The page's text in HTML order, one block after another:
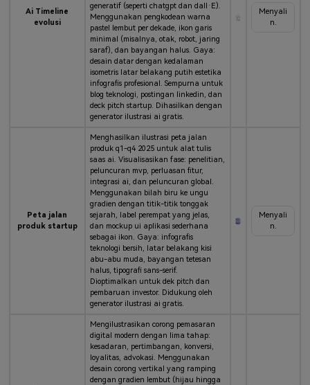
Ai Timeline
evolusi
generatif (seperti chatgpt dan dall·E).
Menggunakan pengkodean warna
pastel lembut per dekade, ikon garis
minimal (misalnya, otak, robot, jaring
saraf), dan bayangan halus. Gaya:
desain datar dengan kedalaman
isometris latar belakang putih estetika
infografis profesional. Sempurna untuk
blog teknologi, postingan linkedin, dan
deck pitch startup. Dihasilkan dengan
generator ilustrasi ai gratis.
Menyali
n.
Peta jalan
produk startup
Menghasilkan ilustrasi peta jalan
produk q1-q4 2025 untuk alat tulis
saas ai. Visualisasikan fase: penelitian,
peluncuran mvp, perluasan fitur,
integrasi ai, dan peluncuran global.
Menggunakan bilah biru ke ungu
gradien dengan titik-titik tonggak
sejarah, label perempat yang jelas,
dan mockup ui aplikasi sederhana
sebagai ikon. Gaya: infografis
teknologi bersih, latar belakang kisi
abu-abu muda, bayangan tetesan
halus, tipografi sans-serif.
Dioptimalkan untuk dek pitch dan
pembaruan investor. Didukung oleh
generator ilustrasi ai gratis.
Menyali
n.
Mengilustrasikan corong pemasaran
digital modern dengan lima tahap:
kesadaran, pertimbangan, konversi,
loyalitas, advokasi. Menggunakan
desain corong vertikal yang ramping
dengan gradien lembut (hijau hingga